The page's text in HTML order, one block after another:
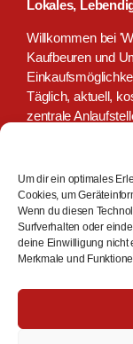
Um dir ein optimales
Cookies, um
Wenn du diesen
Surfverhalten oder
deine Einwilligung nicht
Merkmale und
Lokales,
Willkommen bei
Kaufbeuren und
Täglich, aktuell,
zentrale